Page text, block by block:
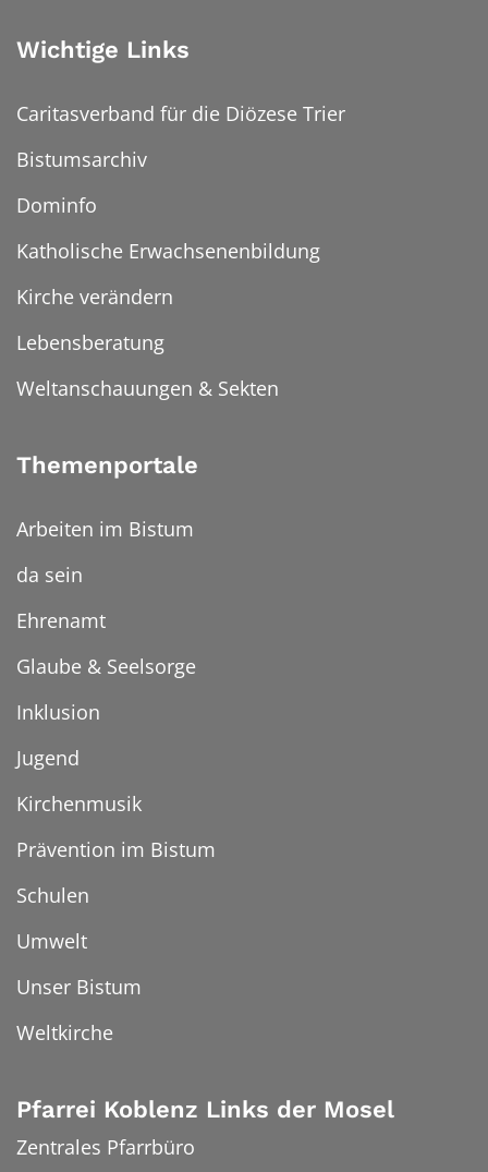
Wichtige Links
Caritasverband für die Diözese Trier
Bistumsarchiv
Dominfo
Katholische Erwachsenenbildung
Kirche verändern
Lebensberatung
Weltanschauungen & Sekten
Themenportale
Arbeiten im Bistum
da sein
Ehrenamt
Glaube & Seelsorge
Inklusion
Jugend
Kirchenmusik
Prävention im Bistum
Schulen
Umwelt
Unser Bistum
Weltkirche
Pfarrei Koblenz Links der Mosel
Zentrales Pfarrbüro